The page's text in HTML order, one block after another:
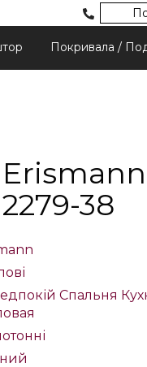
Покривала /
38
Спальня